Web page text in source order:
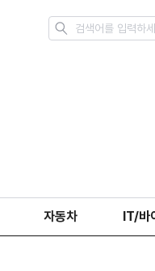
자동차 IT/바